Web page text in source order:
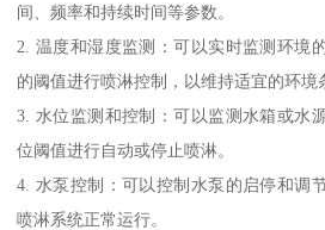
间、频率和持续时间等参数。
2. 温度和湿度监测：可以实时监测环境
的阈值进行喷淋控制，以维持适宜的环境
3. 水位监测和控制：可以监测水箱或水
位阈值进行自动或停止喷淋。
4. 水泵控制：可以控制水泵的启停和调
喷淋系统正常运行。